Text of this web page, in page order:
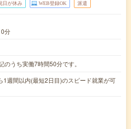
日が休み WEB登録OK 派遣
分
のうち実働7時間50分です。
1週間以内(最短2日目)のスピード就業が可